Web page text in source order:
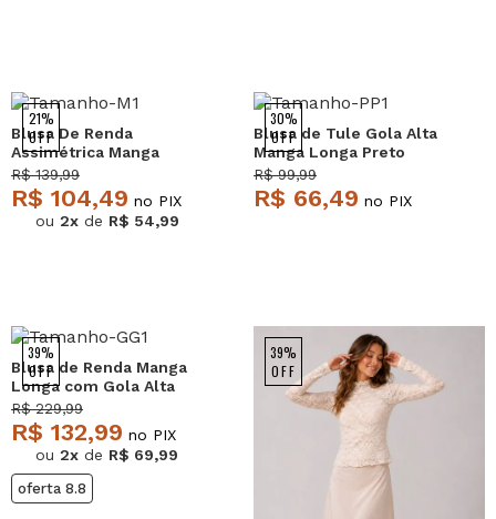
21%
OFF
Blusa De Renda
Assimétrica Manga
Longa Marfim Salvatore
R$ 139,99
R$ 104,49 no PIX
ou 2x de R$ 54,99
30%
OFF
Blusa de Tule Gola Alta
Manga Longa Preto
Salvatore
R$ 99,99
R$ 66,49 no PIX
39%
OFF
Blusa de Renda Manga
Longa com Gola Alta
Branco Salvatore
R$ 229,99
R$ 132,99 no PIX
ou 2x de R$ 69,99
oferta 8.8
39%
OFF